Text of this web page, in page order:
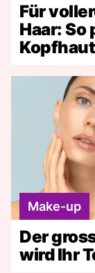
Für
Haar: So
Kopfhaut
Make-up
Der
wird Ihr